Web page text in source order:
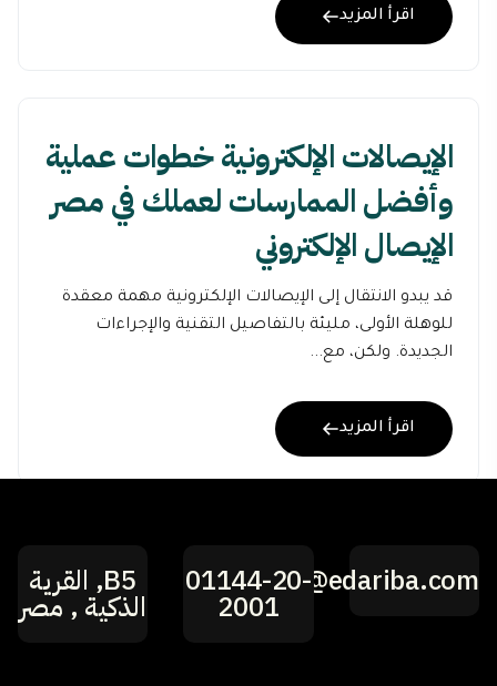
اقرأ المزيد
الإيصالات الإلكترونية خطوات عملية
وأفضل الممارسات لعملك في مصر
الإيصال الإلكتروني
قد يبدو الانتقال إلى الإيصالات الإلكترونية مهمة معقدة
للوهلة الأولى، مليئة بالتفاصيل التقنية والإجراءات
الجديدة. ولكن، مع...
اقرأ المزيد
hi@edariba.com
01144-20-
2001
B5, القرية
الذكية , مصر